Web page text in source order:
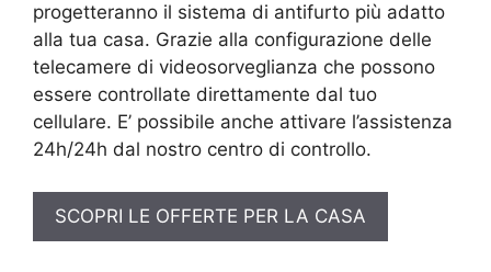
progetteranno il sistema di antifurto più adatto
alla tua casa. Grazie alla configurazione delle
telecamere di videosorveglianza che possono
essere controllate direttamente dal tuo
cellulare. E’ possibile anche attivare l’assistenza
24h/24h dal nostro centro di controllo.
SCOPRI LE OFFERTE PER LA CASA